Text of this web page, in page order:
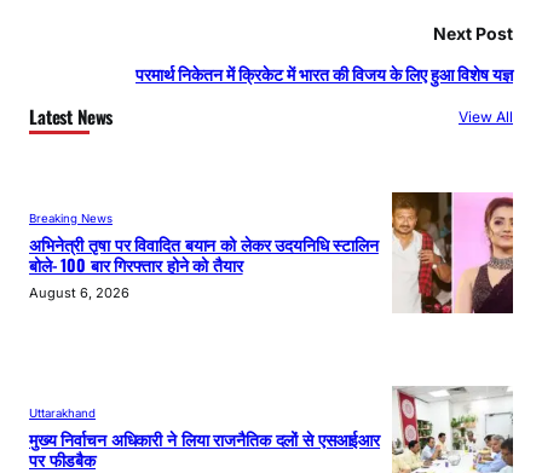
Next Post
परमार्थ निकेतन में क्रिकेट में भारत की विजय के लिए हुआ विशेष यज्ञ
Latest News View All
Breaking News
अभिनेत्री तृषा पर विवादित बयान को लेकर उदयनिधि स्टालिन
बोले- 100 बार गिरफ्तार होने को तैयार
August 6, 2026
Uttarakhand
मुख्य निर्वाचन अधिकारी ने लिया राजनैतिक दलों से एसआईआर
पर फीडबैक